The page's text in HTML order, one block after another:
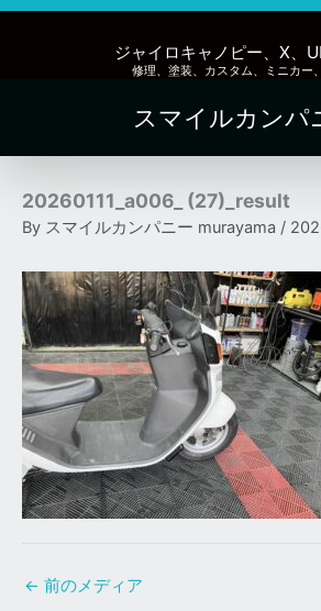
内
ッ
ジャイロキャノピー、X、
修理、塗装、カスタム、ミニカー
スマイルカンパ
20260111_a006_ (27)_result
By スマイルカンパニー murayama /
← 前のメディア